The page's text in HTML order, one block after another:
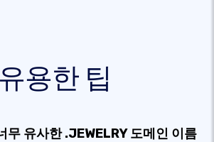
유용한 팁
무 유사한 .JEWELRY 도메인 이름